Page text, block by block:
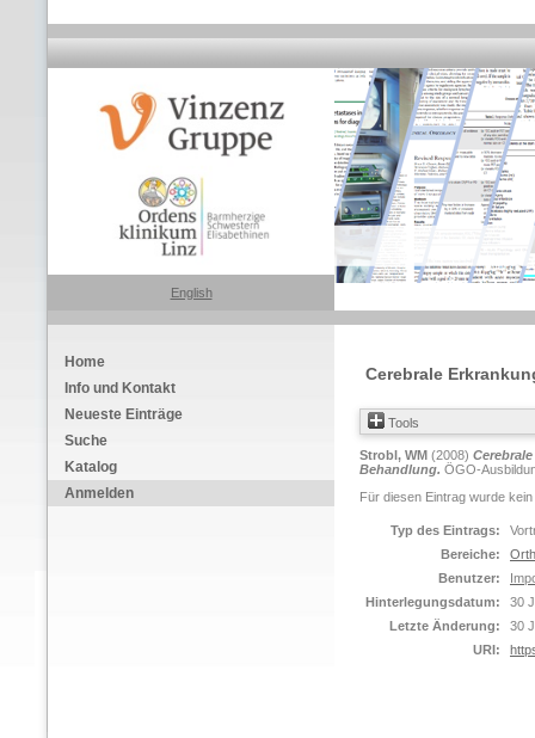
English
Home
Info und Kontakt
Neueste Einträge
Suche
Katalog
Anmelden
Cerebrale
Tools
Strobl, WM (2008)
Behandlung. ÖGO-
Für diesen Eintrag wurde
Typ des Eintrags:
Bereiche:
Benutzer:
Hinterlegungsdatum:
30
Letzte Änderung:
30
URI: